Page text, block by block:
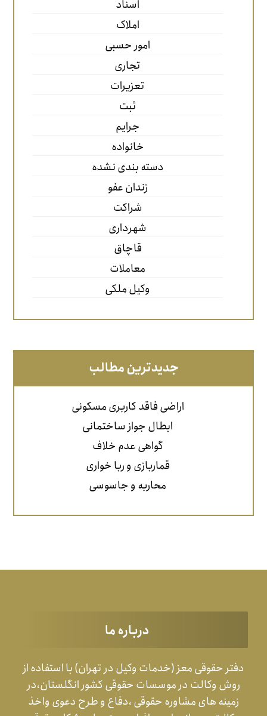
اسناد
املاک
امور حسبی
تجاری
تعزیرات
ثبت
جرایم
خانواده
دسته بندی نشده
زندان عفو
شراکت
شهرداری
قاچاق
معاملات
وکیل ملکی
جدیدترین مطالب
اراضی فاقد کاربری مسکونی
ابطال جواز ساختمانی
گواهی عدم خلاف
قماربازی و ربا خواری
محاربه و جاسوسی
درباره ما
دفتر حقوقی معز (خدمات وکیل در تهران) با استفاده از
روش وکالت در موسسات حقوقی کشور انگلستان،در
زمینه های مشاوره حقوقی ،دفاع و طرح دعوی واخذ